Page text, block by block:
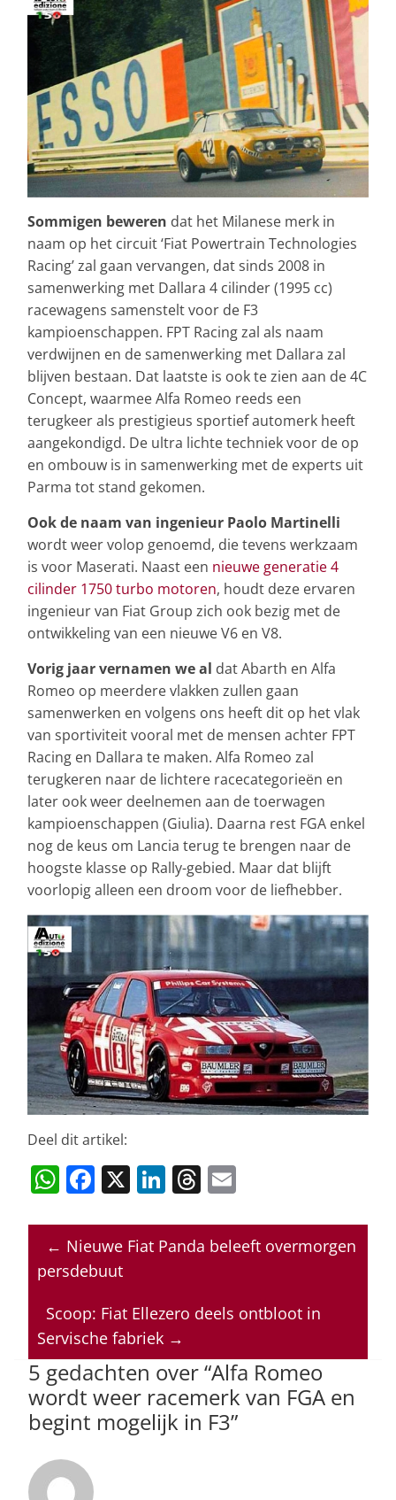
Sommigen beweren dat het Milanese merk in
naam op het circuit ‘Fiat Powertrain Technologies
Racing’ zal gaan vervangen, dat sinds 2008 in
samenwerking met Dallara 4 cilinder (1995 cc)
racewagens samenstelt voor de F3
kampioenschappen. FPT Racing zal als naam
verdwijnen en de samenwerking met Dallara zal
blijven bestaan. Dat laatste is ook te zien aan de 4C
Concept, waarmee Alfa Romeo reeds een
terugkeer als prestigieus sportief automerk heeft
aangekondigd. De ultra lichte techniek voor de op
en ombouw is in samenwerking met de experts uit
Parma tot stand gekomen.
Ook de naam van ingenieur Paolo Martinelli
wordt weer volop genoemd, die tevens werkzaam
is voor Maserati. Naast een nieuwe generatie 4
cilinder 1750 turbo motoren, houdt deze ervaren
ingenieur van Fiat Group zich ook bezig met de
ontwikkeling van een nieuwe V6 en V8.
Vorig jaar vernamen we al dat Abarth en Alfa
Romeo op meerdere vlakken zullen gaan
samenwerken en volgens ons heeft dit op het vlak
van sportiviteit vooral met de mensen achter FPT
Racing en Dallara te maken. Alfa Romeo zal
terugkeren naar de lichtere racecategorieën en
later ook weer deelnemen aan de toerwagen
kampioenschappen (Giulia). Daarna rest FGA enkel
nog de keus om Lancia terug te brengen naar de
hoogste klasse op Rally-gebied. Maar dat blijft
voorlopig alleen een droom voor de liefhebber.
Deel dit artikel:
W
h
at
s
p
p
F
a
c
e
o
o
k
X Li
n
k
e
n
T
h
re
a
s
ai
l
← Nieuwe Fiat Panda beleeft overmorgen
persdebuut
Scoop: Fiat Ellezero deels ontbloot in
Servische fabriek →
5 gedachten over “Alfa Romeo
wordt weer racemerk van FGA en
begint mogelijk in F3”